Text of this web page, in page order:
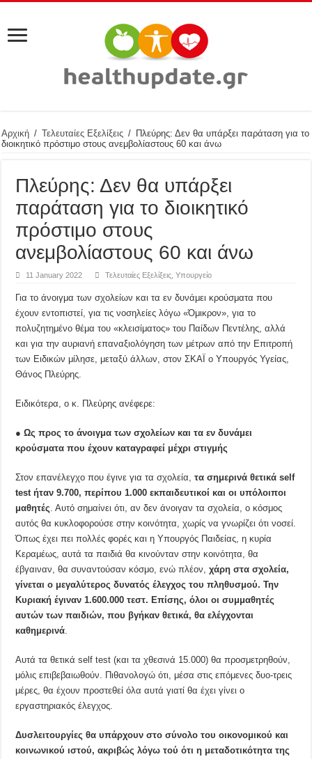
Αρχική / Τελευταίες Εξελίξεις / Πλεύρης: Δεν θα υπάρξει παράταση για το
διοικητικό πρόστιμο στους ανεμβολίαστους 60 και άνω
Πλεύρης: Δεν θα υπάρξει
παράταση για το διοικητικό
πρόστιμο στους
ανεμβολίαστους 60 και άνω
11 January 2022 Τελευταίες Εξελίξεις ,Υπουργείο
Για το άνοιγμα των σχολείων και τα εν δυνάμει κρούσματα που
έχουν εντοπιστεί, για τις νοσηλείες λόγω «Όμικρον», για το
πολυζητημένο θέμα του «κλεισίματος» του Παίδων Πεντέλης, αλλά
και για την αυριανή επαναξιολόγηση των μέτρων από την Επιτροπή
των Ειδικών μίλησε, μεταξύ άλλων, στον ΣΚΑΪ ο Υπουργός Υγείας,
Θάνος Πλεύρης.
Ειδικότερα, ο κ. Πλεύρης ανέφερε:
●Ως προς το άνοιγμα των σχολείων και τα εν δυνάμει
κρούσματα που έχουν καταγραφεί μέχρι στιγμής
Στον επανέλεγχο που έγινε για τα σχολεία,τα σημερινά θετικάself
test ήταν 9.700, περίπου 1.000 εκπαιδευτικοί και οι υπόλοιποι
μαθητές . Αυτό σημαίνει ότι, αν δεν άνοιγαν τα σχολεία, ο κόσμος
αυτός θα κυκλοφορούσε στην κοινότητα, χωρίς να γνωρίζει ότι νοσεί.
Όπως έχει πει πολλές φορές και η Υπουργός Παιδείας, η κυρία
Κεραμέως, αυτά τα παιδιά θα κινούνταν στην κοινότητα, θα
έβγαιναν, θα συναντούσαν κόσμο, ενώ πλέον,χάρη στα σχολεία,
γίνεται ο μεγαλύτερος δυνατός έλεγχος του πληθυσμού. Την
Κυριακή έγιναν 1.600.000 τεστ. Επίσης, όλοι οι συμμαθητές
αυτών των παιδιών, που βγήκαν θετικά, θα ελέγχονται
καθημερινά
Αυτά τα θετικά self test (και τα χθεσινά 15.000) θα προσμετρηθούν,
μόλις επιβεβαιωθούν. Πιθανολογώ ότι, μέσα στις επόμενες δυο-τρεις
μέρες, θα έχουν προστεθεί όλα αυτά γιατί θα έχει γίνει ο
εργαστηριακός έλεγχος.
Δυσλειτουργίες θα υπάρχουν στο σύνολο του οικονομικού και
κοινωνικού ιστού, ακριβώς λόγω τού ότι η μεταδοτικότητα της